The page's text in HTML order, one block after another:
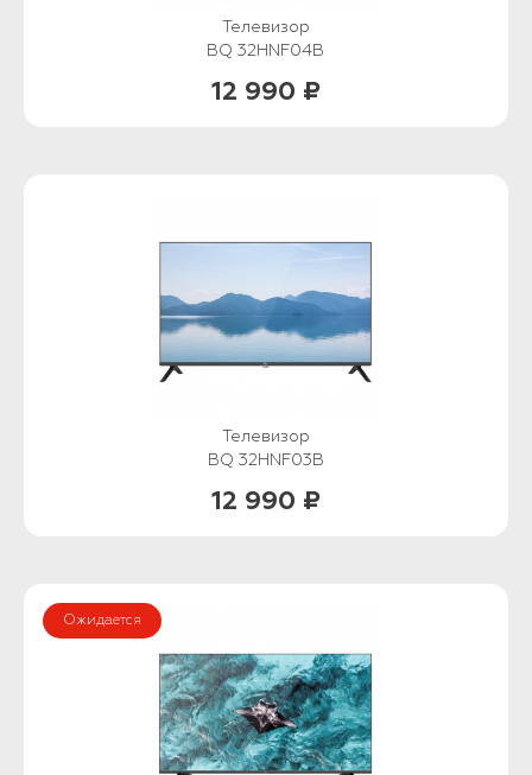
Телевизор
BQ 32HNF04B
12 990 ₽
Телевизор
BQ 32HNF03B
12 990 ₽
Ожидается